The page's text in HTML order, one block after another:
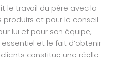
le travail du père avec la
produits et pour le conseil
lui et pour son équipe,
et le fait d’obtenir
constitue une réelle